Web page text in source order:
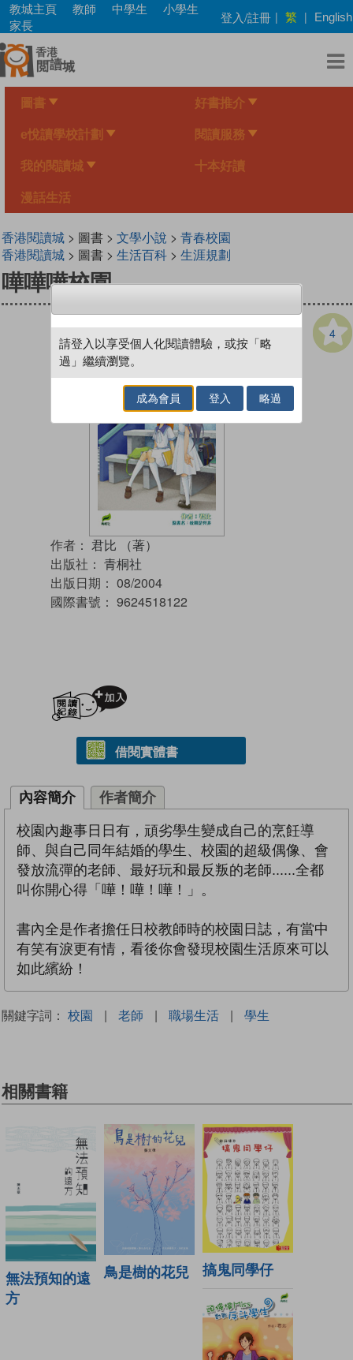
Skip
main
content
教城主頁 教師 中學生
小學生
家長
登入/註冊 | 繁 | English
圖書 好書推介
e悅讀學校計劃 閱讀服務
我的閱讀城 十本好讀
漫話生活
香港閱讀城> 圖書 > 文學小說 > 青春校園
香港閱讀城> 圖書 > 生活百科> 生涯規劃
嘩嘩嘩校園
4
作者： 君比 （著）
出版社： 青桐社
出版日期： 08/2004
國際書號： 9624518122
借閱實體書
內容簡介 作者簡介
校園內趣事日日有，頑劣學生變成自己的烹飪導
師、與自己同年結婚的學生、校園的超級偶像、會
發放流彈的老師、最好玩和最反叛的老師......全都
叫你開心得「嘩！嘩！嘩！」。
書內全是作者擔任日校教師時的校園日誌，有當中
有笑有淚更有情，看後你會發現校園生活原來可以
如此繽紛！
關鍵字詞： 校園 | 老師 | 職場生活 | 學生
相關書籍
無法預知的遠
方
鳥是樹的花兒 搞鬼同學仔
請登入以享受個人化閱讀體驗，或按「略
過」繼續瀏覽。
成為會員 登入 略過